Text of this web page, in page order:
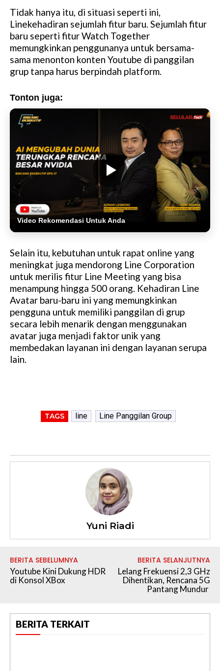
Tidak hanya itu, di situasi seperti ini,
Linekehadiran sejumlah fitur baru. Sejumlah fitur
baru seperti fitur Watch Together
memungkinkan penggunanya untuk bersama-
sama menonton konten Youtube di panggilan
grup tanpa harus berpindah platform.
Tonton juga:
Video Rekomendasi Untuk Anda
Selain itu, kebutuhan untuk rapat online yang
meningkat juga mendorong Line Corporation
untuk merilis fitur Line Meeting yang bisa
menampung hingga 500 orang. Kehadiran Line
Avatar baru-baru ini yang memungkinkan
pengguna untuk memiliki panggilan di grup
secara lebih menarik dengan menggunakan
avatar juga menjadi faktor unik yang
membedakan layanan ini dengan layanan serupa
lain.
TAGS line Line Panggilan Group
Yuni Riadi
BERITA SEBELUMNYA
Youtube Kini Dukung HDR
di Konsol XBox
BERITA SELANJUTNYA
Lelang Frekuensi 2,3 GHz
Dihentikan, Rencana 5G
Pantang Mundur
BERITA TERKAIT